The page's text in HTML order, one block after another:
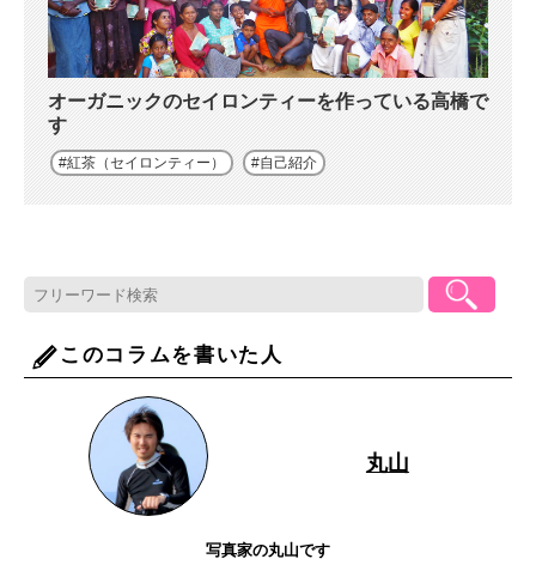
オーガニックのセイロンティーを作っている高橋で
す
紅茶（セイロンティー） 自己紹介
このコラムを書いた人
丸山
写真家の丸山です